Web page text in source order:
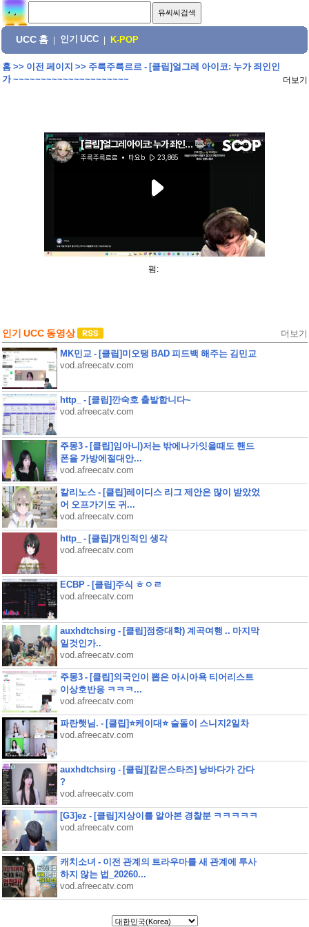
UCC 홈 인기 UCC K-POP
홈>> 이전 페이지 >> 주륵주륵르르 - [클립]얼그레 아이코: 누가 죄인인
가 ~~~~~~~~~~~~~~~~~~~~~
더보기
펌:
인기 UCC 동영상 더보기
MK민교 - [클립]미오탱 BAD 피드백 해주는 김민교
vod.afreecatv.com
http_ - [클립]깐숙호 출발합니다~
vod.afreecatv.com
주몽3 - [클립]임아니)저는 밖에나가잇을때도 핸드
폰을 가방에절대안...
vod.afreecatv.com
칼리노스 - [클립]레이디스 리그 제안은 많이 받았었
어 오프가기도 귀...
vod.afreecatv.com
http_ - [클립]개인적인 생각
vod.afreecatv.com
ECBP - [클립]주식 ㅎㅇㄹ
vod.afreecatv.com
auxhdtchsirg - [클립]점중대학) 계곡여행 .. 마지막
일것인가..
vod.afreecatv.com
주몽3 - [클립]외국인이 뽑은 아시아욕 티어리스트
이상호반응 ㅋㅋㅋ...
vod.afreecatv.com
파란햇님. - [클립]⭐케이대⭐ 슬돌이 스니지2일차
vod.afreecatv.com
auxhdtchsirg - [클립][캄몬스타즈] 낭바다가 간다
?
vod.afreecatv.com
[G3]ez - [클립]지상이를 알아본 경찰분 ㅋㅋㅋㅋㅋ
vod.afreecatv.com
캐치소녀 - 이전 관계의 트라우마를 새 관계에 투사
하지 않는 법_20260...
vod.afreecatv.com